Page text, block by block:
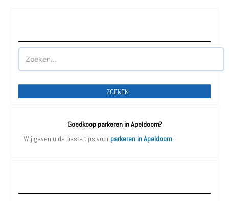
ZOEKEN
Goedkoop parkeren in Apeldoorn?
Wij geven u de beste tips voor parkeren in Apeldoorn!